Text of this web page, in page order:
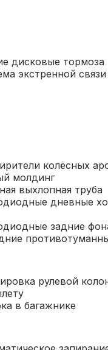
дисковые тормоза
экстренной
колёсных
молдинг
выхлопная труба
дневные
задние
рулевой
в багажнике